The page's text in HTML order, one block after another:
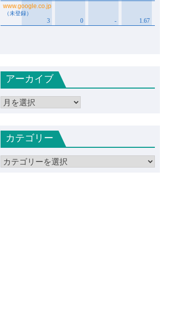
アーカイブ
ア
イ
ブ
カテゴリー
カ